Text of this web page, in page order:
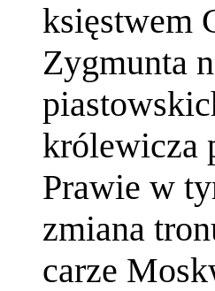
księstwem
Zygmunta
królewicza
Prawie w
zmiana
carze